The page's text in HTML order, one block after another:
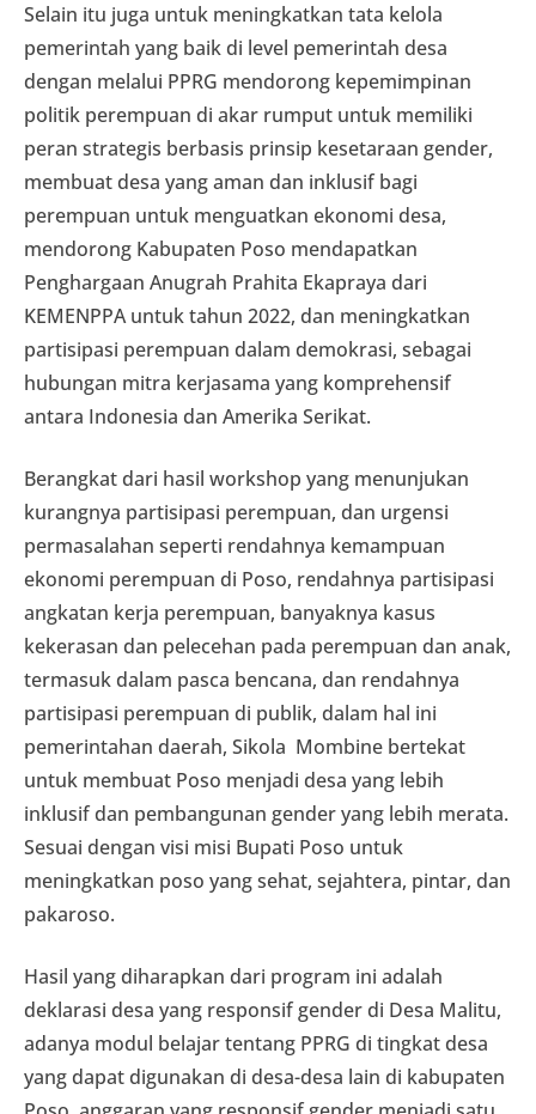
Selain itu juga untuk meningkatkan tata kelola
pemerintah yang baik di level pemerintah desa
dengan melalui PPRG mendorong kepemimpinan
politik perempuan di akar rumput untuk memiliki
peran strategis berbasis prinsip kesetaraan gender,
membuat desa yang aman dan inklusif bagi
perempuan untuk menguatkan ekonomi desa,
mendorong Kabupaten Poso mendapatkan
Penghargaan Anugrah Prahita Ekapraya dari
KEMENPPA untuk tahun 2022, dan meningkatkan
partisipasi perempuan dalam demokrasi, sebagai
hubungan mitra kerjasama yang komprehensif
antara Indonesia dan Amerika Serikat.
Berangkat dari hasil workshop yang menunjukan
kurangnya partisipasi perempuan, dan urgensi
permasalahan seperti rendahnya kemampuan
ekonomi perempuan di Poso, rendahnya partisipasi
angkatan kerja perempuan, banyaknya kasus
kekerasan dan pelecehan pada perempuan dan anak,
termasuk dalam pasca bencana, dan rendahnya
partisipasi perempuan di publik, dalam hal ini
pemerintahan daerah, Sikola Mombine bertekat
untuk membuat Poso menjadi desa yang lebih
inklusif dan pembangunan gender yang lebih merata.
Sesuai dengan visi misi Bupati Poso untuk
meningkatkan poso yang sehat, sejahtera, pintar, dan
pakaroso.
Hasil yang diharapkan dari program ini adalah
deklarasi desa yang responsif gender di Desa Malitu,
adanya modul belajar tentang PPRG di tingkat desa
yang dapat digunakan di desa-desa lain di kabupaten